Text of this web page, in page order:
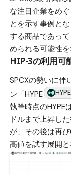
な注目企業をめ
とを示す事例と
する商品であっ
められる可能性を
HIP-3の利用可
SPCXの勢いに伴
ン「HYPE
HYPE
執筆時点のHYPE
ドルまで上昇し
が、その後は再
高値を試す展開と